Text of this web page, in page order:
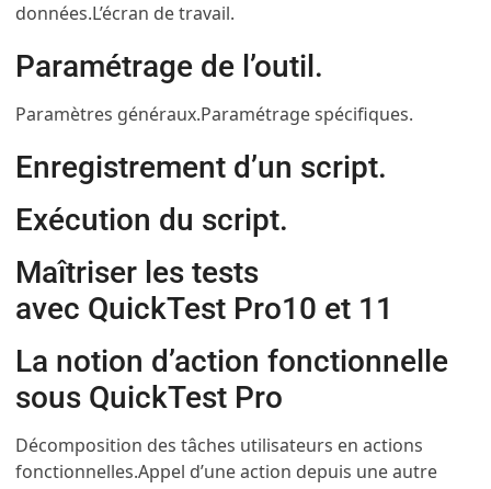
données.L’écran de travail.
Paramétrage de l’outil.
Paramètres généraux.Paramétrage spécifiques.
Enregistrement d’un script.
Exécution du script.
Maîtriser les tests
avec QuickTest Pro10 et 11
La notion d’action fonctionnelle
sous QuickTest Pro
Décomposition des tâches utilisateurs en actions
fonctionnelles.Appel d’une action depuis une autre